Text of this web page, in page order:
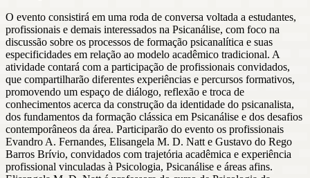
O evento consistirá em uma roda de conversa voltada a estudantes,
profissionais e demais interessados na Psicanálise, com foco na
discussão sobre os processos de formação psicanalítica e suas
especificidades em relação ao modelo acadêmico tradicional. A
atividade contará com a participação de profissionais convidados,
que compartilharão diferentes experiências e percursos formativos,
promovendo um espaço de diálogo, reflexão e troca de
conhecimentos acerca da construção da identidade do psicanalista,
dos fundamentos da formação clássica em Psicanálise e dos desafios
contemporâneos da área. Participarão do evento os profissionais
Evandro A. Fernandes, Elisangela M. D. Natt e Gustavo do Rego
Barros Brívio, convidados com trajetória acadêmica e experiência
profissional vinculadas à Psicologia, Psicanálise e áreas afins.